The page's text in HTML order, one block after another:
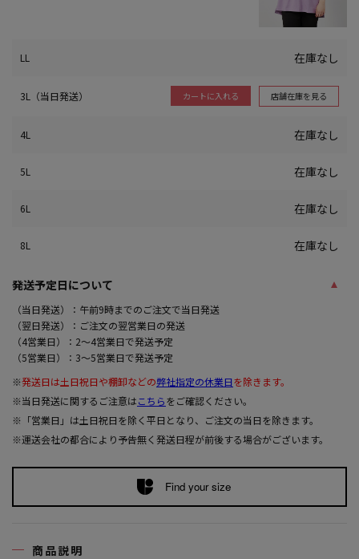
LL 在庫なし
3L（当日発送） カートに入れる 店舗在庫を見る
4L 在庫なし
5L 在庫なし
6L 在庫なし
8L 在庫なし
発送予定日について
（当日発送）：午前9時までのご注文で当日発送
（翌日発送）：ご注文の翌営業日の発送
（4営業日）：2～4営業日で発送予定
（5営業日）：3～5営業日で発送予定
※発送日は土日祝日や棚卸などの弊社指定の休業日を除きます。
※当日発送に関するご注意はこちらをご確認ください。
※「営業日」は土日祝日を除く平日となり、ご注文の当日を除きます。
※運送会社の都合により予告無く発送日程が前後する場合がございます。
Find your size
商品説明